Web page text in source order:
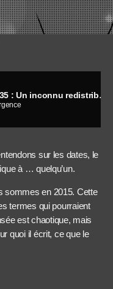
Bienvenue sur Inmemini #35 : Un inconnu redistribué et amoureux
sur les dates, le
à … quelqu’un.
sommes en 2015. Cette
termes qui pourraient
est chaotique, mais
quoi il écrit, ce que le